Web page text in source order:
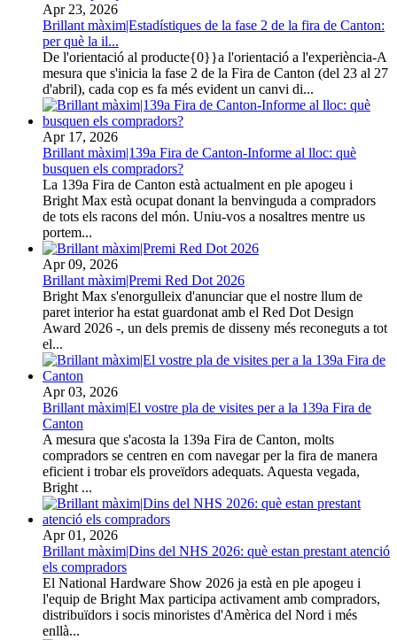
Apr 23, 2026
Brillant màxim|Estadístiques de la fase 2 de la fira de Canton:
per què la il...
De l'orientació al producte{0}}a l'orientació a l'experiència-A
mesura que s'inicia la fase 2 de la Fira de Canton (del 23 al 27
d'abril), cada cop es fa més evident un canvi di...
Apr 17, 2026
Brillant màxim|139a Fira de Canton-Informe al lloc: què
busquen els compradors?
La 139a Fira de Canton està actualment en ple apogeu i
Bright Max està ocupat donant la benvinguda a compradors
de tots els racons del món. Uniu-vos a nosaltres mentre us
portem...
Apr 09, 2026
Brillant màxim|Premi Red Dot 2026
Bright Max s'enorgulleix d'anunciar que el nostre llum de
paret interior ha estat guardonat amb el Red Dot Design
Award 2026 -, un dels premis de disseny més reconeguts a tot
el...
Apr 03, 2026
Brillant màxim|El vostre pla de visites per a la 139a Fira de
Canton
A mesura que s'acosta la 139a Fira de Canton, molts
compradors se centren en com navegar per la fira de manera
eficient i trobar els proveïdors adequats. Aquesta vegada,
Bright ...
Apr 01, 2026
Brillant màxim|Dins del NHS 2026: què estan prestant atenció
els compradors
El National Hardware Show 2026 ja està en ple apogeu i
l'equip de Bright Max participa activament amb compradors,
distribuïdors i socis minoristes d'Amèrica del Nord i més
enllà...